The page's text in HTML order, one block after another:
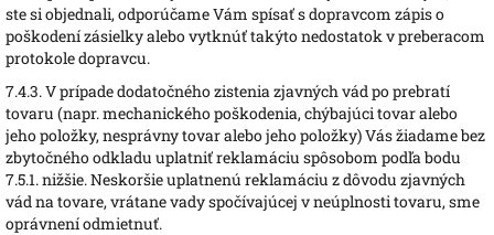
ste si objednali, odporúčame Vám spísať s dopravcom zápis o
poškodení zásielky alebo vytknúť takýto nedostatok v preberacom
protokole dopravcu.
7.4.3.V prípade dodatočného zistenia zjavných vád po prebratí
tovaru (napr. mechanického poškodenia, chýbajúci tovar alebo
jeho položky, nesprávny tovar alebo jeho položky) Vás žiadame bez
zbytočného odkladu uplatniť reklamáciu spôsobom podľa bodu
7.5.1. nižšie. Neskoršie uplatnenú reklamáciu z dôvodu zjavných
vád na tovare, vrátane vady spočívajúcej v neúplnosti tovaru, sme
oprávnení odmietnuť.